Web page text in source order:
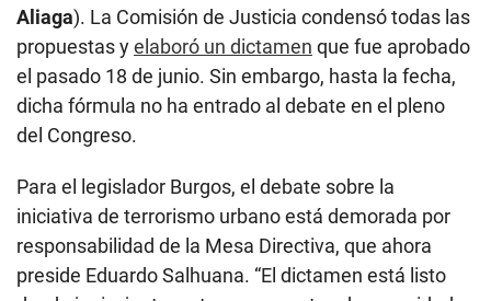
Aliaga). La Comisión de Justicia condensó todas las
propuestas yelaboró un dictamen que fue aprobado
el pasado 18 de junio. Sin embargo, hasta la fecha,
dicha fórmula no ha entrado al debate en el pleno
del Congreso.
Para el legislador Burgos, el debate sobre la
iniciativa de terrorismo urbano está demorada por
responsabilidad de la Mesa Directiva, que ahora
preside Eduardo Salhuana. “El dictamen está listo